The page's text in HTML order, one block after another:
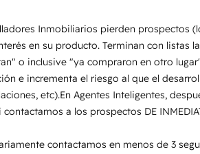
Inmobiliarios pierden prospectos
en su producto. Terminan con listas
o inclusive "ya compraron en otro
e incrementa el riesgo al que el
etc).En Agentes Inteligentes,
a los prospectos DE
contactamos en menos de 3